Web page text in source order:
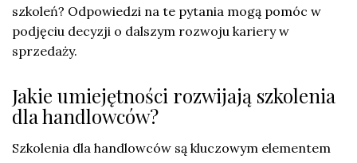
szkoleń? Odpowiedzi na te pytania mogą pomóc w
podjęciu decyzji o dalszym rozwoju kariery w
sprzedaży.
Jakie umiejętności rozwijają szkolenia
dla handlowców?
Szkolenia dla handlowców są kluczowym elementem